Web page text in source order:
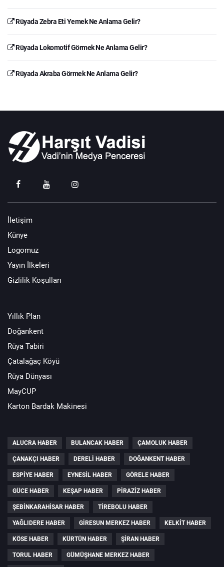
Rüyada Zebra Eti Yemek Ne Anlama Gelir?
Rüyada Lokomotif Görmek Ne Anlama Gelir?
Rüyada Akraba Görmek Ne Anlama Gelir?
İletişim
Künye
Logomuz
Yayın İlkeleri
Gizlilik Koşulları
Yıllık Plan
Doğankent
Rüya Tabiri
Çatalağaç Köyü
Rüya Dünyası
MayCUP
Karton Bardak Makinesi
ALUCRA HABER BULANCAK HABER ÇAMOLUK HABER
ÇANAKÇI HABER DERELI HABER DOĞANKENT HABER
ESPIYE HABER EYNESIL HABER GÖRELE HABER
GÜCE HABER KEŞAP HABER PIRAZIZ HABER
ŞEBINKARAHISAR HABER TIREBOLU HABER
YAĞLIDERE HABER GIRESUN MERKEZ HABER KELKIT HABER
KÖSE HABER KÜRTÜN HABER ŞIRAN HABER
TORUL HABER GÜMÜŞHANE MERKEZ HABER